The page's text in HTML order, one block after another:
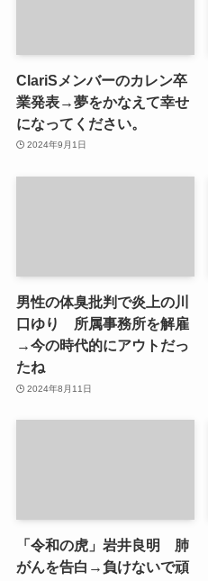
ClariSメンバーのカレン卒
業発表→夢をかなえて幸せ
になってください。
2024年9月1日
男性の体臭批判で炎上の川
口ゆり 所属事務所を解雇
→今の時代的にアウトだっ
たね
2024年8月11日
「令和の虎」岩井良明 肺
がんを告白→負けないで頑